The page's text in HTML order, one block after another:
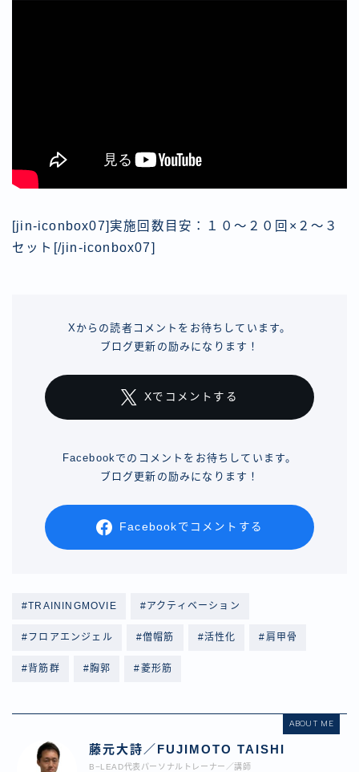
[jin-iconbox07]実施回数目安：１０〜２０回×２〜３
セット[/jin-iconbox07]
Xからの読者コメントをお待ちしています。
ブログ更新の励みになります！
Xでコメントする
Facebookでのコメントをお待ちしています。
ブログ更新の励みになります！
Facebookでコメントする
#TRAININGMOVIE #アクティベーション
#フロアエンジェル #僧帽筋 #活性化 #肩甲骨
#背筋群 #胸郭 #菱形筋
ABOUT ME
藤元大詩／FUJIMOTO TAISHI
B−LEAD代表パーソナルトレーナー／講師